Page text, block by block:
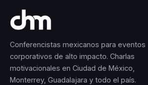
Conferencistas mexicanos para eventos
corporativos de alto impacto. Charlas
motivacionales en Ciudad de México,
Monterrey, Guadalajara y todo el país.